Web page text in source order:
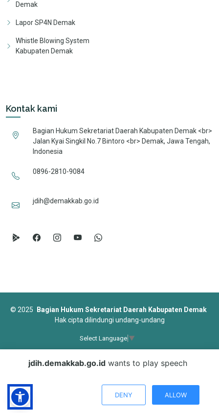
Demak
Lapor SP4N Demak
Whistle Blowing System
Kabupaten Demak
Kontak kami
Bagian Hukum Sekretariat Daerah Kabupaten Demak <br>
Jalan Kyai Singkil No.7 Bintoro <br> Demak, Jawa Tengah,
Indonesia
0896-2810-9084
jdih@demakkab.go.id
© 2025
Bagian Hukum Sekretariat Daerah Kabupaten Demak
Hak cipta dilindungi undang-undang
Select Language ▼
jdih.demakkab.go.idwants to play speech
DENY ALLOW